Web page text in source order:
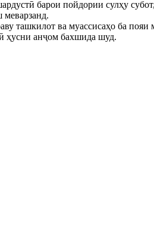
барои пойдории сулҳу
меварзанд.
ташкилот ва муассисаҳо ба пояи
ҳусни анҷом бахшида шуд.